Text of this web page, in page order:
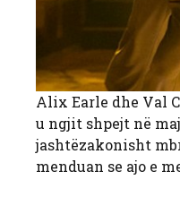
Alix Earle dhe Val
u ngjit shpejt në
jashtëzakonisht
menduan se ajo e